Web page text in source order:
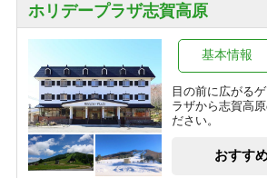
■【１泊朝食】遅
４時までチェッ
プラン♪
1泊2食付き
8,800円/人/泊
■【１泊素泊り】
とってもお得♪ア
方にオススメの
ホリデープラザ志賀高原
目の前に広がる
ラザから志賀高
ださい。
基本情報
おすす